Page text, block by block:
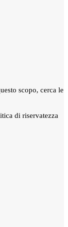
scopo, cerca le
di riservatezza